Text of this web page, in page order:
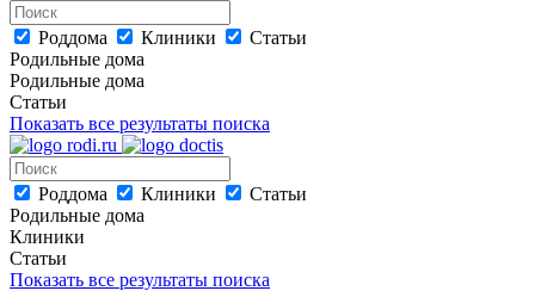
Роддома Клиники
Статьи
Родильные дома
Родильные дома
Статьи
Показать все результаты поиска
Роддома Клиники
Статьи
Родильные дома
Клиники
Статьи
Показать все результаты поиска